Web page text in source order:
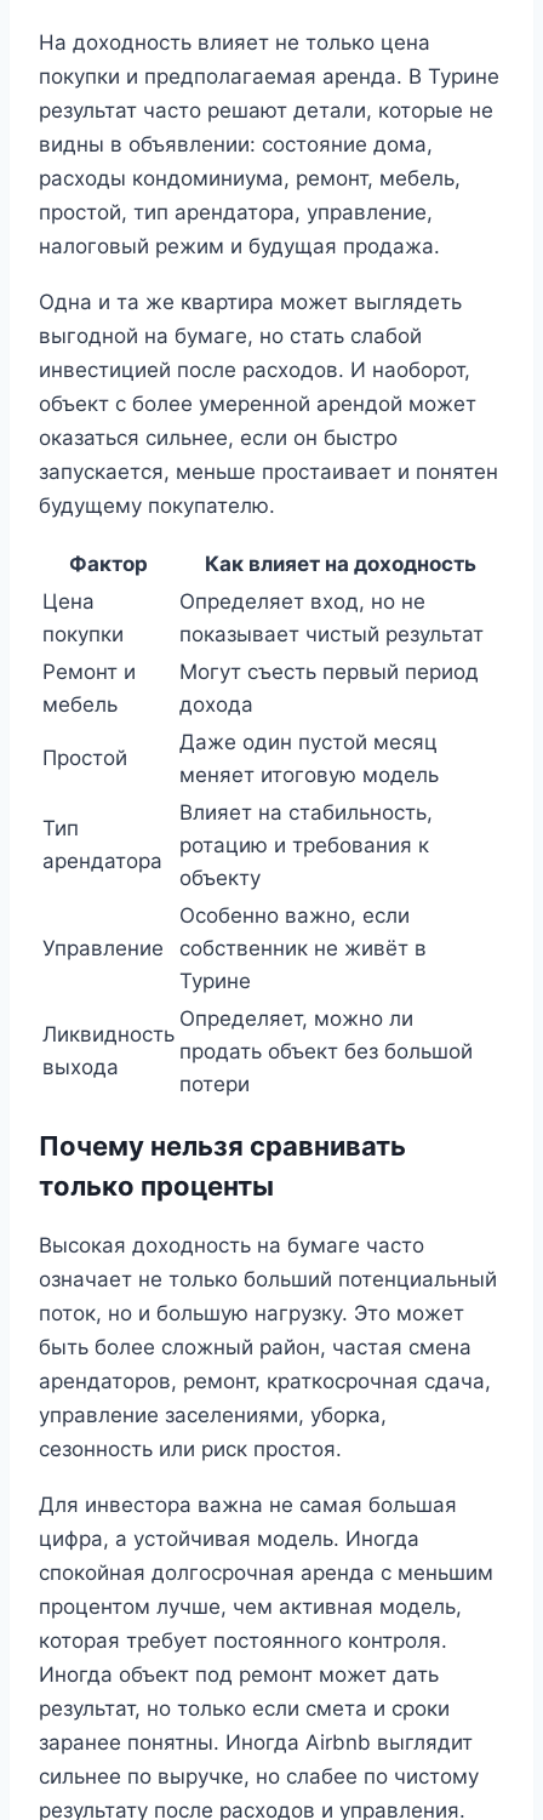
На доходность влияет не только цена
покупки и предполагаемая аренда. В Турине
результат часто решают детали, которые не
видны в объявлении: состояние дома,
расходы кондоминиума, ремонт, мебель,
простой, тип арендатора, управление,
налоговый режим и будущая продажа.
Одна и та же квартира может выглядеть
выгодной на бумаге, но стать слабой
инвестицией после расходов. И наоборот,
объект с более умеренной арендой может
оказаться сильнее, если он быстро
запускается, меньше простаивает и понятен
будущему покупателю.
Фактор
Как влияет на доходность
Цена
покупки
Определяет вход, но не
показывает чистый результат
Ремонт и
мебель
Могут съесть первый период
дохода
Простой
Даже один пустой месяц
меняет итоговую модель
Тип
арендатора
Влияет на стабильность,
ротацию и требования к
объекту
Управление
Особенно важно, если
собственник не живёт в
Турине
Ликвидность
выхода
Определяет, можно ли
продать объект без большой
потери
Почему нельзя сравнивать
только проценты
Высокая доходность на бумаге часто
означает не только больший потенциальный
поток, но и большую нагрузку. Это может
быть более сложный район, частая смена
арендаторов, ремонт, краткосрочная сдача,
управление заселениями, уборка,
сезонность или риск простоя.
Для инвестора важна не самая большая
цифра, а устойчивая модель. Иногда
спокойная долгосрочная аренда с меньшим
процентом лучше, чем активная модель,
которая требует постоянного контроля.
Иногда объект под ремонт может дать
результат, но только если смета и сроки
заранее понятны. Иногда Airbnb выглядит
сильнее по выручке, но слабее по чистому
результату после расходов и управления.